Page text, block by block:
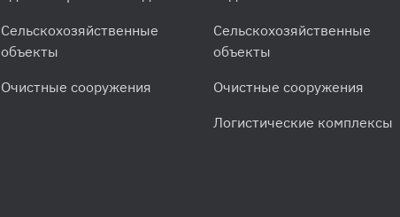
Сельскохозяйственные
объекты
Очистные сооружения
Сельскохозяйственные
объекты
Очистные сооружения
Логистические комплексы